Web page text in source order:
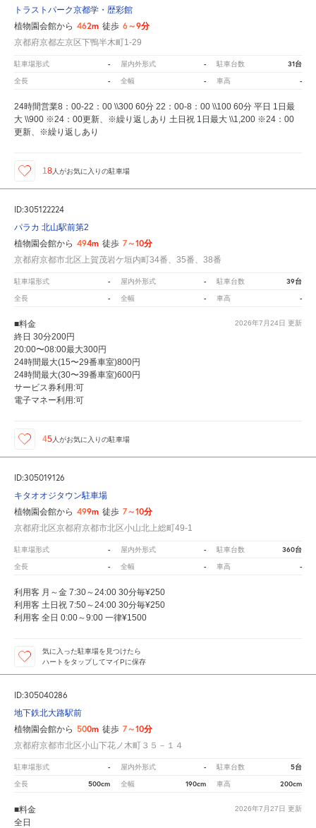
トラストパーク京都学・歴彩館
植物園会館から 462m 徒歩 6～9分
京都府京都左京区下鴨半木町1-29
駐車場形式 - 屋内外形式 - 駐車台数 31台
全長 - 全幅 - 車高 -
24時間営業8：00-22：00 \\300 60分 22：00-8：00 \\100 60分 平日 1日最
大 \\900 ※24：00更新、※繰り返しあり 土日祝 1日最大 \\1,200 ※24：00
更新、※繰り返しあり
18 人がお気に入りの駐車場
ID:305122224
パラカ 北山駅前第2
植物園会館から 494m 徒歩 7～10分
京都府京都市北区上賀茂岩ケ垣内町34番、35番、38番
駐車場形式 - 屋内外形式 - 駐車台数 39台
全長 - 全幅 - 車高 -
2026年7月24日 更新
■料金
終日 30分200円
20:00〜08:00最大300円
24時間最大(15〜29番車室)800円
24時間最大(30〜39番車室)600円
サービス券利用:可
電子マネー利用:可
45 人がお気に入りの駐車場
ID:305019126
キタオオジタウン駐車場
植物園会館から 499m 徒歩 7～10分
京都府北区京都府京都市北区小山北上総町49-1
駐車場形式 - 屋内外形式 - 駐車台数 360台
全長 - 全幅 - 車高 -
利用客 月～金 7:30～24:00 30分毎¥250
利用客 土日祝 7:50～24:00 30分毎¥250
利用客 全日 0:00～9:00 一律¥1500
気に入った駐車場を見つけたら
ハートをタップしてマイPに保存
ID:305040286
地下鉄北大路駅前
植物園会館から 500m 徒歩 7～10分
京都府京都市北区小山下花ノ木町３５－１４
駐車場形式 - 屋内外形式 - 駐車台数 5台
全長 500cm 全幅 190cm 車高 200cm
2026年7月27日 更新
■料金
全日